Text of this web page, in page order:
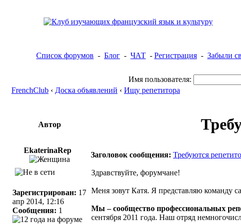
Список форумов - Блог - ЧАТ - Регистрация - Забыли
Имя пользователя:
FrenchClub ‹ Доска объявлений ‹ Ищу репетитора
Автор
EkaterinaRep
Заголовок сообщения: Требуются
Зарегистрирован: 17
апр 2014, 12:16
Сообщения: 1
Здравствуйте, форумчане!
Меня зовут Катя. Я представляю команду
Мы – сообщество профессиональных
сентября 2011 года. Наш отряд